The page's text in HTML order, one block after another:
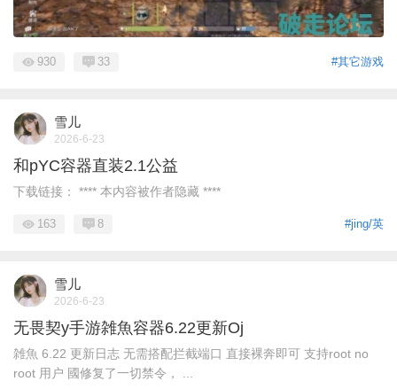
#其它游戏
930 33
雪儿
2026-6-23
和pYC容器直装2.1公益
下载链接： **** 本内容被作者隐藏 ****
#jing/英
163 8
雪儿
2026-6-23
无畏契y手游雑魚容器6.22更新Oj
雑魚 6.22 更新日志 无需搭配拦截端口 直接裸奔即可 支持root no
root 用户 國修复了一切禁令， ...